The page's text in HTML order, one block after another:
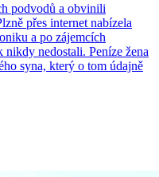
podvodů a obvinili
přes internet nabízela
a po zájemcích
nedostali. Peníze žena
syna, který o tom údajně